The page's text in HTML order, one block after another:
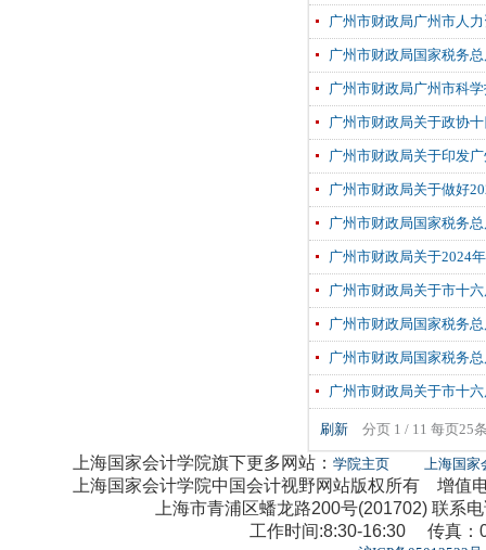
广州市财政局广州市人
广州市财政局国家税务
广州市财政局广州市科
广州市财政局关于政协
广州市财政局关于印发
广州市财政局关于做好
广州市财政局国家税务
广州市财政局关于2024
广州市财政局关于市十
广州市财政局国家税务
广州市财政局国家税务
广州市财政局关于市十
刷新 分页 1 / 11 每页25
上海国家会计学院旗下更多网站： 学院主页 上海国家
上海国家会计学院中国会计视野网站版权所有 增值
上海市青浦区蟠龙路200号(201702) 联系
工作时间:8:30-16:30 传真：